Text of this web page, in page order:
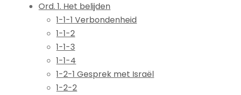
Ord. 1. Het belijden
1-1-1 Verbondenheid
1-1-2
1-1-3
1-1-4
1-2-1 Gesprek met Israël
1-2-2